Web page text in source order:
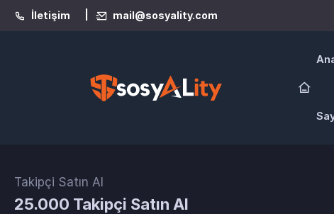
İletişim mail@sosyality.com
Takipçi Satın Al
25.000 Takipçi Satın Al